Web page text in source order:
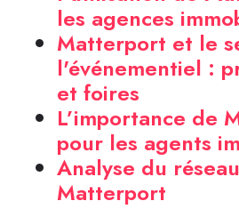
les agences
Matterport et le
l'événementiel :
et foires
L’importance de
pour les agents
Analyse du
Matterport